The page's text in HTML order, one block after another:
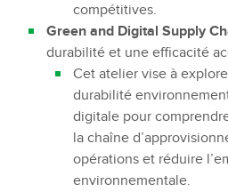
compétitives.
Green and Digital Supply
durabilité et une efficacité
Cet atelier vise à
durabilité
digitale pour
la chaîne
opérations et réduire
environnementale.